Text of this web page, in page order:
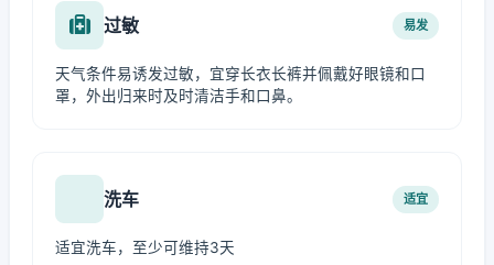
过敏 易发
天气条件易诱发过敏，宜穿长衣长裤并佩戴好眼镜和口
罩，外出归来时及时清洁手和口鼻。
洗车 适宜
适宜洗车，至少可维持3天